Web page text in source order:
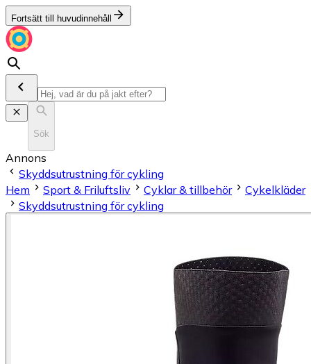
Fortsätt till huvudinnehåll
Sök
Annons
Skyddsutrustning för cykling
Hem
Sport & Friluftsliv Cyklar & tillbehör
Cykelkläder
Skyddsutrustning för cykling